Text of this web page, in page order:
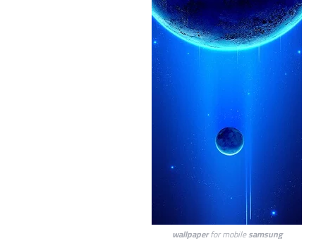
wallpaperfor mobilesamsung